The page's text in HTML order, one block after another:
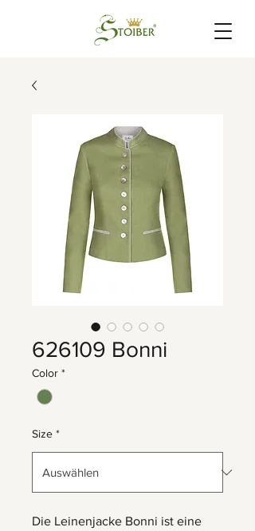
626109 Bonni
Color *
Size *
Die Leinenjacke Bonni ist eine